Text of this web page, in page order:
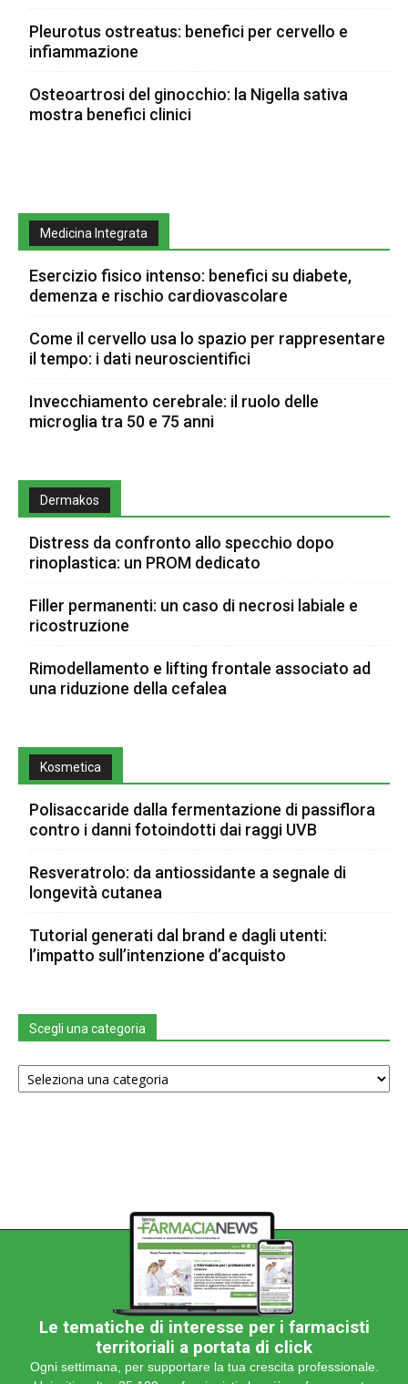
Pleurotus ostreatus: benefici per cervello e
infiammazione
Osteoartrosi del ginocchio: la Nigella sativa
mostra benefici clinici
Medicina Integrata
Esercizio fisico intenso: benefici su diabete,
demenza e rischio cardiovascolare
Come il cervello usa lo spazio per rappresentare
il tempo: i dati neuroscientifici
Invecchiamento cerebrale: il ruolo delle
microglia tra 50 e 75 anni
Dermakos
Distress da confronto allo specchio dopo
rinoplastica: un PROM dedicato
Filler permanenti: un caso di necrosi labiale e
ricostruzione
Rimodellamento e lifting frontale associato ad
una riduzione della cefalea
Kosmetica
Polisaccaride dalla fermentazione di passiflora
contro i danni fotoindotti dai raggi UVB
Resveratrolo: da antiossidante a segnale di
longevità cutanea
Tutorial generati dal brand e dagli utenti:
l’impatto sull’intenzione d’acquisto
Scegli una categoria
Scegli
una
Le tematiche di interesse per i farmacisti
territoriali a portata di click
Ogni settimana, per supportare la tua crescita professionale.